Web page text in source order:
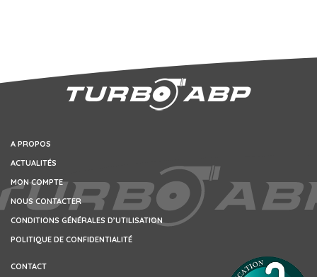
A PROPOS
ACTUALITÉS
MON COMPTE
NOUS CONTACTER
CONDITIONS GÉNÉRALES D’UTILISATION
POLITIQUE DE CONFIDENTIALITÉ
CONTACT